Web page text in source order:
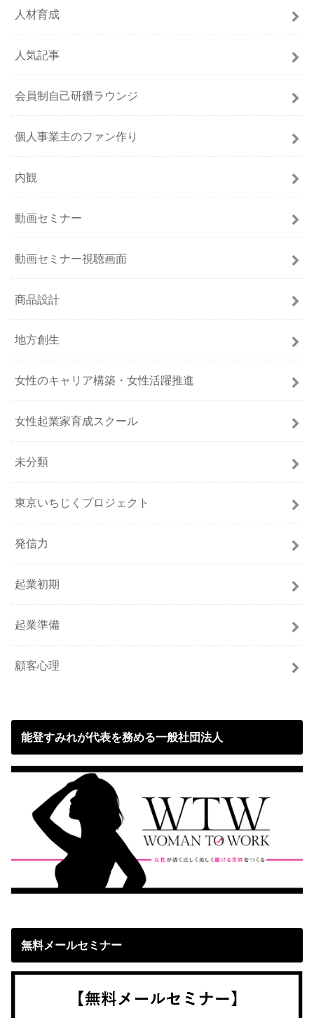
人材育成
人気記事
会員制自己研鑽ラウンジ
個人事業主のファン作り
内観
動画セミナー
動画セミナー視聴画面
商品設計
地方創生
女性のキャリア構築・女性活躍推進
女性起業家育成スクール
未分類
東京いちじくプロジェクト
発信力
起業初期
起業準備
顧客心理
能登すみれが代表を務める一般社団法人
無料メールセミナー